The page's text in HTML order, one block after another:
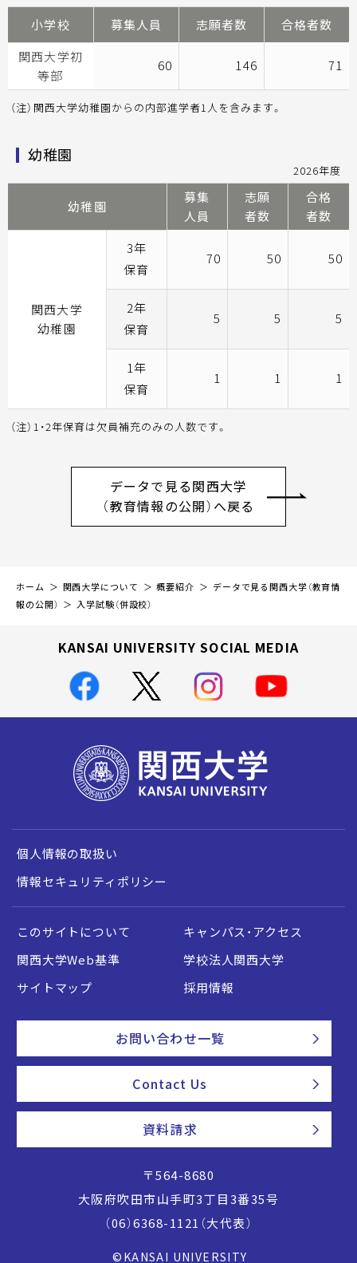
小学校 募集人員 志願者数
合格者数
関西大学初
等部
60 146 71
（注）関西大学幼稚園からの内部進学者1人を含みます。
幼稚園
2026年度
幼稚園
募集
人員
志願
者数
合格
者数
関西大学
幼稚園
3年
保育
70 50 50
2年
保育
5 5 5
1年
保育
1 1 1
（注）1・2年保育は欠員補充のみの人数です。
データで見る関西大学
（教育情報の公開）へ戻る
ホーム 関西大学について 概要紹介
データで見る関西大学（教育情
報の公開）
入学試験（併設校）
KANSAI UNIVERSITY SOCIAL MEDIA
個人情報の取扱い
情報セキュリティポリシー
このサイトについて
キャンパス・アクセス
関西大学Web基準
学校法人関西大学
サイトマップ
採用情報
お問い合わせ一覧
Contact Us
資料請求
〒564-8680
大阪府吹田市山手町3丁目3番35号
（06）6368-1121（大代表）
©KANSAI UNIVERSITY